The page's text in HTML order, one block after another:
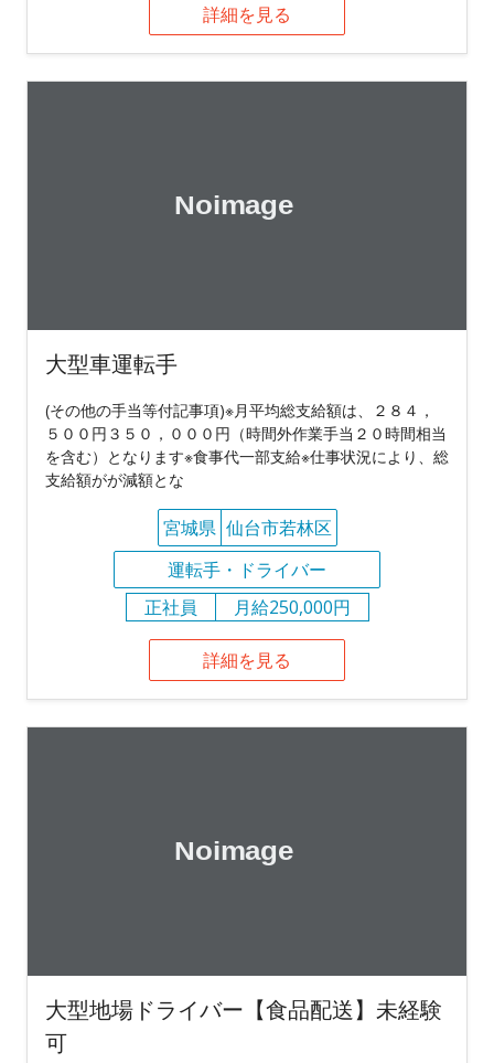
詳細を見る
大型車運転手
(その他の手当等付記事項)※月平均総支給額は、２８４，
５００円３５０，０００円（時間外作業手当２０時間相当
を含む）となります※食事代一部支給※仕事状況により、総
支給額がが減額とな
宮城県 仙台市若林区
運転手・ドライバー
正社員
月給250,000円
詳細を見る
大型地場ドライバー【食品配送】未経験
可